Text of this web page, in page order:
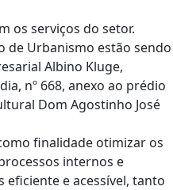
os serviços do setor.
de Urbanismo estão sendo
Albino Kluge,
nº 668, anexo ao prédio
Dom Agostinho José
finalidade otimizar os
internos e
e acessível, tanto